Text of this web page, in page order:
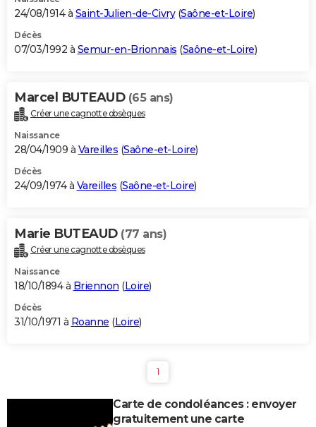
24/08/1914 à Saint-Julien-de-Civry(Saône-et-Loire)
Décès
07/03/1992 à Semur-en-Brionnais (Saône-et-Loire)
Marcel BUTEAUD (65 ans)
Créer une cagnotte obsèques
Naissance
28/04/1909 à Vareilles (Saône-et-Loire)
Décès
24/09/1974 à Vareilles (Saône-et-Loire)
Marie BUTEAUD (77 ans)
Créer une cagnotte obsèques
Naissance
18/10/1894 à Briennon (Loire)
Décès
31/10/1971 à Roanne (Loire)
1
Carte de condoléances : envoyer
gratuitement une carte